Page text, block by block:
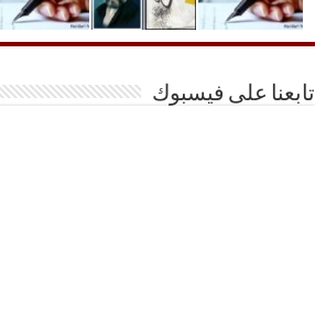
تابعنا على فيسبوك